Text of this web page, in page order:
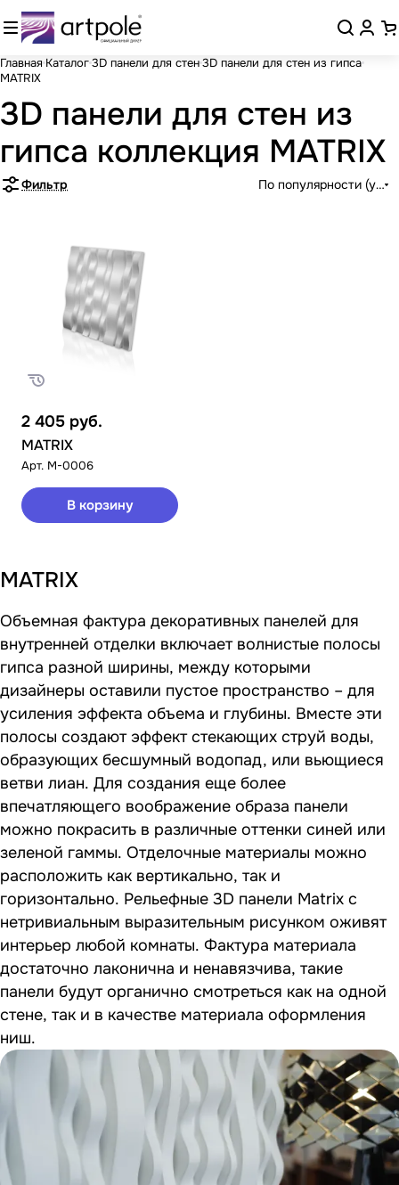
Главная Каталог3D панели для стен3D панели для стен из гипса
MATRIX
3D панели для стен из
гипса коллекция MATRIX
Фильтр По популярности
2 405 руб.
MATRIX
Арт. M-0006
В корзину
MATRIX
Объемная фактура декоративных панелей для
внутренней отделки включает волнистые полосы
гипса разной ширины, между которыми
дизайнеры оставили пустое пространство – для
усиления эффекта объема и глубины. Вместе эти
полосы создают эффект стекающих струй воды,
образующих бесшумный водопад, или вьющиеся
ветви лиан. Для создания еще более
впечатляющего воображение образа панели
можно покрасить в различные оттенки синей или
зеленой гаммы. Отделочные материалы можно
расположить как вертикально, так и
горизонтально. Рельефные 3D панели Мatrix с
нетривиальным выразительным рисунком оживят
интерьер любой комнаты. Фактура материала
достаточно лаконична и ненавязчива, такие
панели будут органично смотреться как на одной
стене, так и в качестве материала оформления
ниш.